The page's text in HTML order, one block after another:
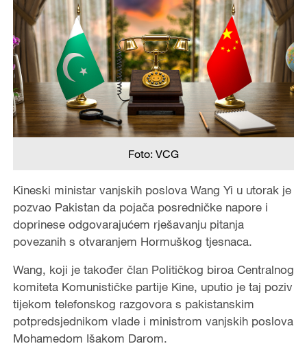
Foto: VCG
Kineski ministar vanjskih poslova Wang Yi u utorak je
pozvao Pakistan da pojača posredničke napore i
doprinese odgovarajućem rješavanju pitanja
povezanih s otvaranjem Hormuškog tjesnaca.
Wang, koji je također član Političkog biroa Centralnog
komiteta Komunističke partije Kine, uputio je taj poziv
tijekom telefonskog razgovora s pakistanskim
potpredsjednikom vlade i ministrom vanjskih poslova
Mohamedom Išakom Darom.